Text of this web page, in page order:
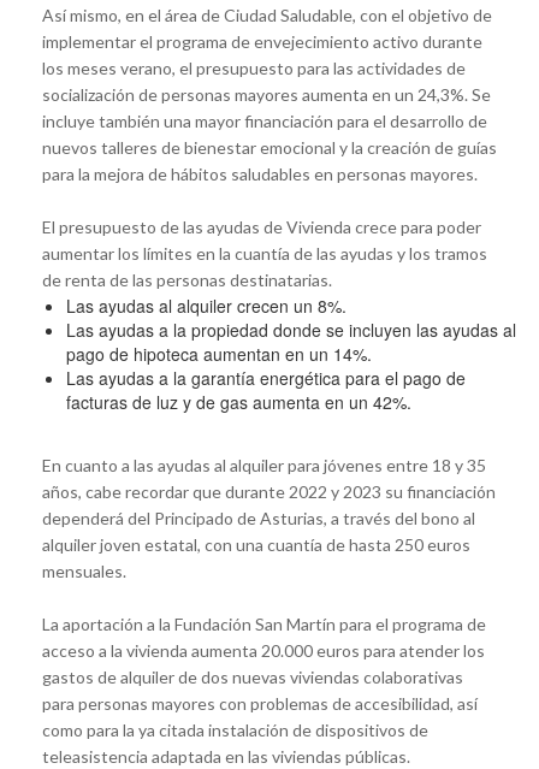
Así mismo, en el área de Ciudad Saludable, con el objetivo de
implementar el programa de envejecimiento activo durante
los meses verano, el presupuesto para las actividades de
socialización de personas mayores aumenta en un 24,3%. Se
incluye también una mayor financiación para el desarrollo de
nuevos talleres de bienestar emocional y la creación de guías
para la mejora de hábitos saludables en personas mayores.
El presupuesto de las ayudas de Vivienda crece para poder
aumentar los límites en la cuantía de las ayudas y los tramos
de renta de las personas destinatarias.
Las ayudas al alquiler crecen un 8%.
Las ayudas a la propiedad donde se incluyen las ayudas al
pago de hipoteca aumentan en un 14%.
Las ayudas a la garantía energética para el pago de
facturas de luz y de gas aumenta en un 42%.
En cuanto a las ayudas al alquiler para jóvenes entre 18 y 35
años, cabe recordar que durante 2022 y 2023 su financiación
dependerá del Principado de Asturias, a través del bono al
alquiler joven estatal, con una cuantía de hasta 250 euros
mensuales.
La aportación a la Fundación San Martín para el programa de
acceso a la vivienda aumenta 20.000 euros para atender los
gastos de alquiler de dos nuevas viviendas colaborativas
para personas mayores con problemas de accesibilidad, así
como para la ya citada instalación de dispositivos de
teleasistencia adaptada en las viviendas públicas.